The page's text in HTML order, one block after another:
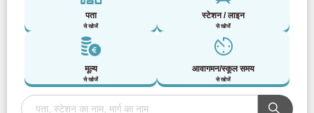
पता
से खोजें
स्टेशन / लाइन
से खोजें
मूल्य
से खोजें
आवागमन/स्कूल समय
से खोजें